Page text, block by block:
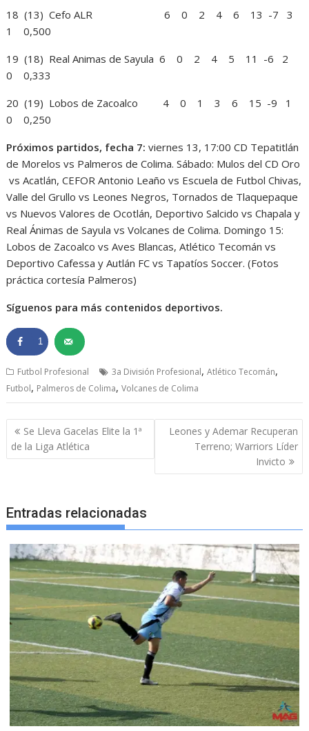
18 (13) Cefo ALR 6 0 2 4 6 13 -7 3
1 0,500
19 (18) Real Animas de Sayula 6 0 2 4 5 11 -6 2
0 0,333
20 (19) Lobos de Zacoalco 4 0 1 3 6 15 -9 1
0 0,250
Próximos partidos, fecha 7: viernes 13, 17:00 CD Tepatitlán
de Morelos vs Palmeros de Colima. Sábado: Mulos del CD Oro
vs Acatlán, CEFOR Antonio Leaño vs Escuela de Futbol Chivas,
Valle del Grullo vs Leones Negros, Tornados de Tlaquepaque
vs Nuevos Valores de Ocotlán, Deportivo Salcido vs Chapala y
Real Ánimas de Sayula vs Volcanes de Colima. Domingo 15:
Lobos de Zacoalco vs Aves Blancas, Atlético Tecomán vs
Deportivo Cafessa y Autlán FC vs Tapatíos Soccer. (Fotos
práctica cortesía Palmeros)
Síguenos para más contenidos deportivos.
1
Futbol Profesional 3a División Profesional,Atlético Tecomán,
Futbol, Palmeros de Colima,Volcanes de Colima
Navegación
de
entradas
Se Lleva Gacelas Elite la 1ª
de la Liga Atlética
Leones y Ademar Recuperan
Terreno; Warriors Líder
Invicto
Entradas relacionadas